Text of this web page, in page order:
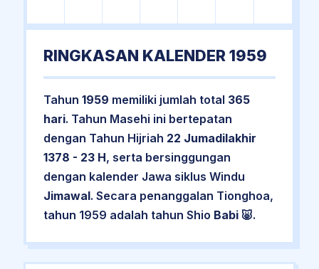
RINGKASAN KALENDER 1959
Tahun 1959 memiliki jumlah total 365
hari. Tahun Masehi ini bertepatan
dengan Tahun Hijriah 22 Jumadilakhir
1378 - 23 H, serta bersinggungan
dengan kalender Jawa siklus Windu
Jimawal. Secara penanggalan Tionghoa,
tahun 1959 adalah tahun Shio Babi🐷.